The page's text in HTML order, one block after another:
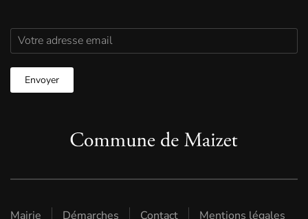
Mairie Démarches Contact Mentions légales